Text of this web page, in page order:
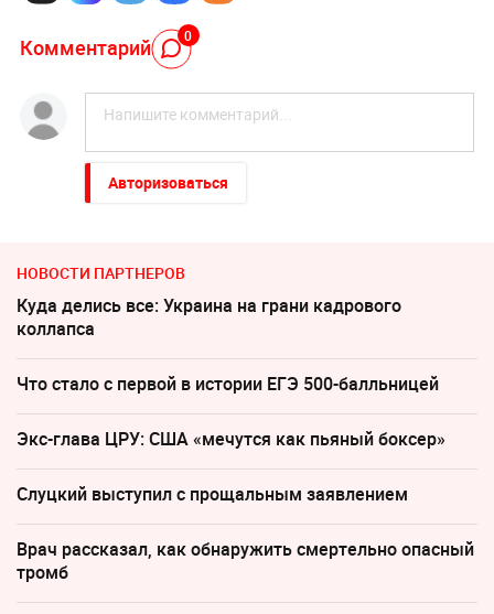
Комментарий 0
Авторизоваться
НОВОСТИ ПАРТНЕРОВ
Куда делись все: Украина на грани кадрового
коллапса
Что стало с первой в истории ЕГЭ 500-балльницей
Экс-глава ЦРУ: США «мечутся как пьяный боксер»
Слуцкий выступил с прощальным заявлением
Врач рассказал, как обнаружить смертельно опасный
тромб